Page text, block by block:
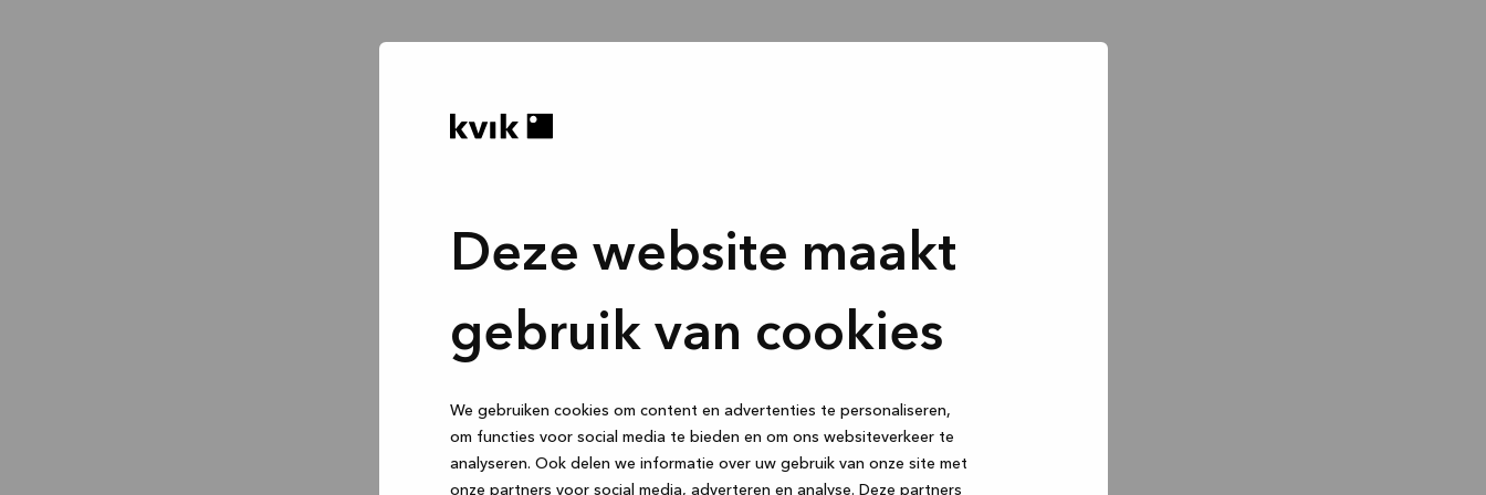
Deze website maakt
gebruik van cookies
We gebruiken cookies om content en advertenties te personaliseren,
om functies voor social media te bieden en om ons websiteverkeer te
analyseren. Ook delen we informatie over uw gebruik van onze site met
onze partners voor social media, adverteren en analyse. Deze partners